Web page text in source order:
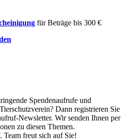
für Beträge bis 300 €
Spendenaufrufe und
Dann registrieren Sie
Newsletter. Wir senden Ihnen per
zu diesen Themen.
freut sich auf Sie!